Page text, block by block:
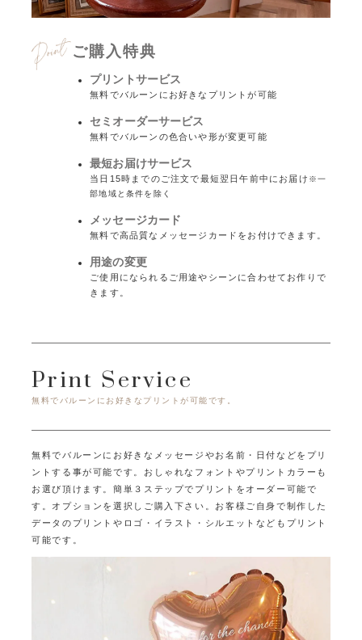
ご購入特典
プリントサービス
無料でバルーンにお好きなプリントが可能
セミオーダーサービス
無料でバルーンの色合いや形が変更可能
最短お届けサービス
当日15時までのご注文で最短翌日午前中にお届け ※一
部地域と条件を除く
メッセージカード
無料で高品質なメッセージカードをお付けできます。
用途の変更
ご使用になられるご用途やシーンに合わせてお作りで
きます。
Print Service
無料でバルーンにお好きなプリントが可能です。
無料でバルーンにお好きなメッセージやお名前・日付などをプリ
ントする事が可能です。 おしゃれなフォントやプリントカラーも
お選び頂けます。簡単３ステップでプリントをオーダー可能で
す。オプションを選択しご購入下さい。 お客様ご自身で制作した
データのプリントやロゴ・イラスト・シルエットなどもプリント
可能です。